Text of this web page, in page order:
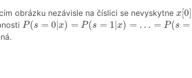
obrázku nezávisle na číslici se nevyskytne x[0]
x[0
P (s = 0|x) = P (s = 1|x) = … = P (s =
P(s= |x)= ( =1 |x =…= =9 x =0